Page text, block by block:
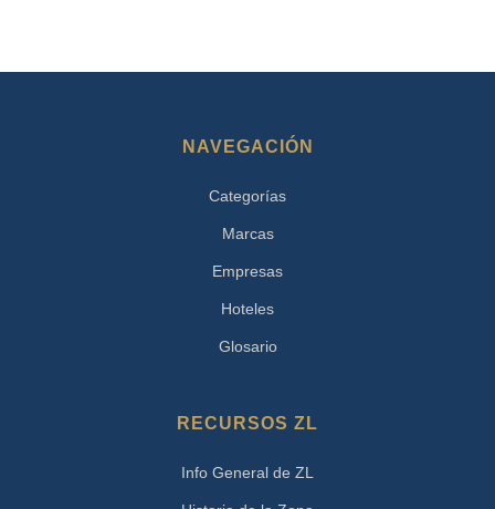
NAVEGACIÓN
Categorías
Marcas
Empresas
Hoteles
Glosario
RECURSOS ZL
Info General de ZL